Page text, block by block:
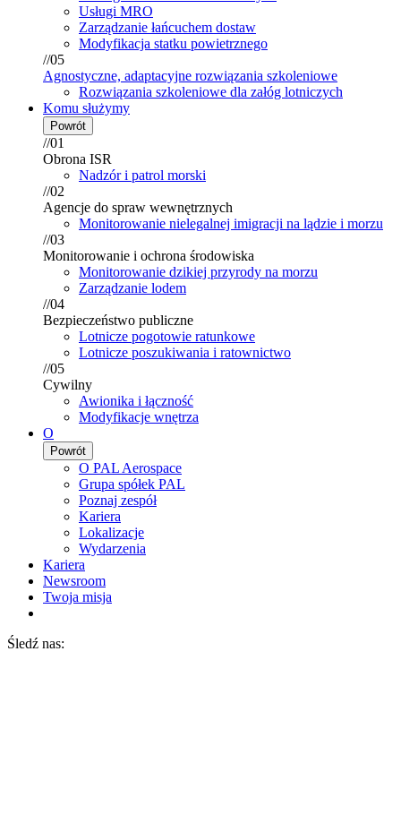
Usługi MRO
Zarządzanie łańcuchem dostaw
Modyfikacja statku powietrznego
//05
Agnostyczne, adaptacyjne rozwiązania szkoleniowe
Rozwiązania szkoleniowe dla załóg lotniczych
Komu służymy
Powrót
//01
Obrona ISR
Nadzór i patrol morski
//02
Agencje do spraw wewnętrznych
Monitorowanie nielegalnej imigracji na lądzie i morzu
//03
Monitorowanie i ochrona środowiska
Monitorowanie dzikiej przyrody na morzu
Zarządzanie lodem
//04
Bezpieczeństwo publiczne
Lotnicze pogotowie ratunkowe
Lotnicze poszukiwania i ratownictwo
//05
Cywilny
Awionika i łączność
Modyfikacje wnętrza
O
Powrót
O PAL Aerospace
Grupa spółek PAL
Poznaj zespół
Kariera
Lokalizacje
Wydarzenia
Kariera
Newsroom
Twoja misja
Śledź nas: